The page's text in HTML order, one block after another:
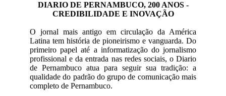
DIARIO DE PERNAMBUCO, 200 ANOS -
CREDIBILIDADE E INOVAÇÃO
O jornal mais antigo em circulação da América
Latina tem história de pioneirismo e vanguarda. Do
primeiro papel até a informatização do jornalismo
profissional e da entrada nas redes sociais, o Diario
de Pernambuco atua para seguir sua tradição: a
qualidade do padrão do grupo de comunicação mais
completo de Pernambuco.